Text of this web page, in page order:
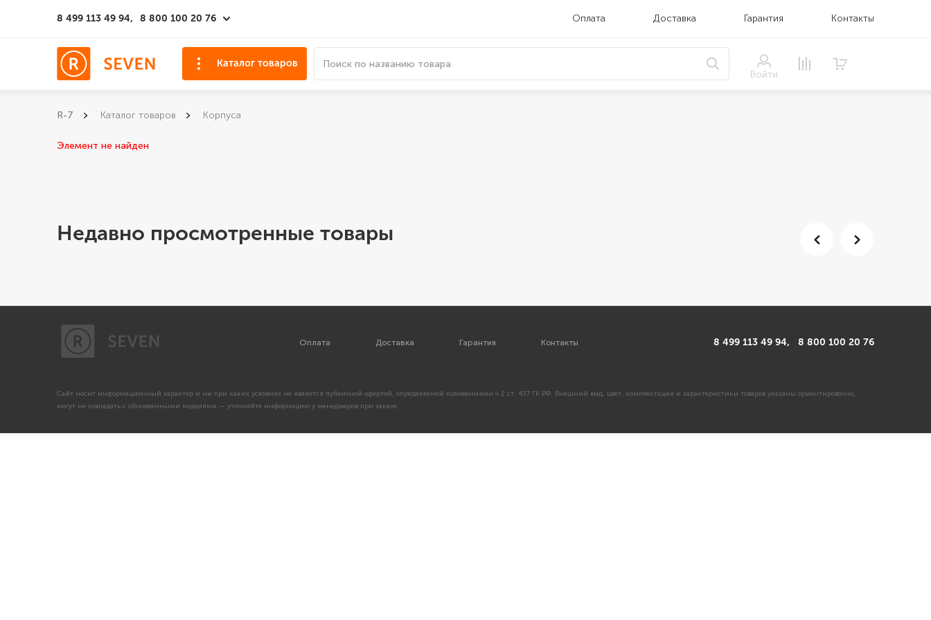
8 499 113 49 94, 8 800 100 20 76 Оплата Доставка Гарантия Контакты
Войти
Каталог товаров
R-7 Каталог товаров Корпуса
Элемент не найден
Недавно просмотренные товары
Оплата Доставка Гарантия Контакты 8 499 113 49 94, 8 800 100 20 76
Сайт носит информационный характер и ни при каких условиях не является публичной офертой, определяемой положениями ч.2 ст. 437 ГК РФ. Внешний вид, цвет, комплектация и характеристики товаров указаны ориентировочно,
могут не совпадать с обновленными моделями — уточняйте информацию у менеджеров при заказе.